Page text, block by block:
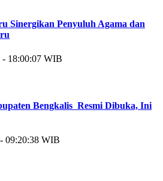
Sinergikan Penyuluh Agama dan
- 18:00:07 WIB
Bengkalis Resmi Dibuka, Ini
09:20:38 WIB